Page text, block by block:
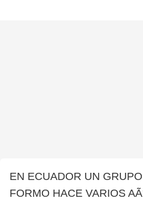
EN ECUADOR UN
FORMO HACE VARIOS